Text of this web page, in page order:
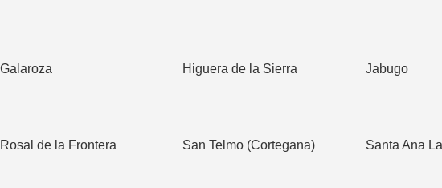
Galaroza Higuera de la Sierra Jabugo
Rosal de la Frontera San Telmo (Cortegana) Santa Ana